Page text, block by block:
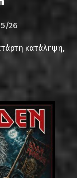
26
κατάληψη,